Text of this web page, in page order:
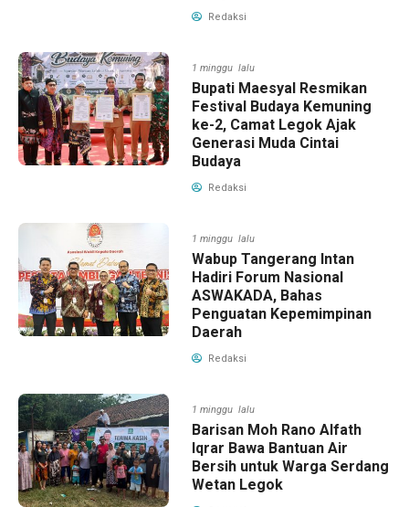
Redaksi
1 minggu lalu
Bupati Maesyal Resmikan
Festival Budaya Kemuning
ke-2, Camat Legok Ajak
Generasi Muda Cintai
Budaya
Redaksi
1 minggu lalu
Wabup Tangerang Intan
Hadiri Forum Nasional
ASWAKADA, Bahas
Penguatan Kepemimpinan
Daerah
Redaksi
1 minggu lalu
Barisan Moh Rano Alfath
Iqrar Bawa Bantuan Air
Bersih untuk Warga Serdang
Wetan Legok